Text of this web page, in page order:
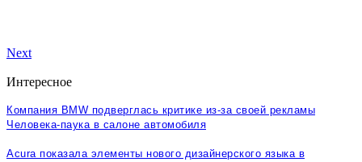
Next
Интересное
Компания BMW подверглась критике из-за своей рекламы
Человека-паука в салоне автомобиля
Acura показала элементы нового дизайнерского языка в